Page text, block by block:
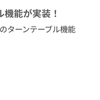
能が実装！
ターンテーブル機能